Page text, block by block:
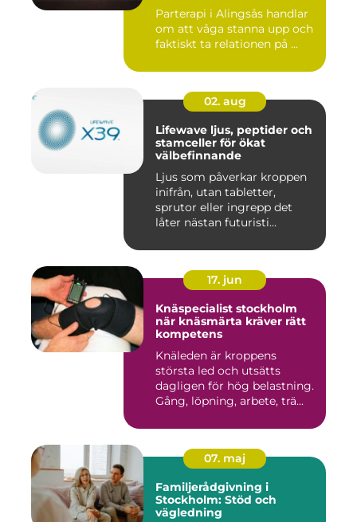
Parterapi i Alingsås handlar
om att våga stanna upp och
faktiskt ta relationen på ...
02. aug
Lifewave ljus, peptider och
stamceller för ökat
välbefinnande
Ljus som påverkar kroppen
inifrån, utan tabletter,
sprutor eller ingrepp det
låter nästan futuristi...
17. jun
Knäspecialist stockholm
när knäsmärta kräver rätt
kompetens
Knäleden är kroppens
största led och utsätts
dagligen för hög belastning.
Gång, löpning, arbete, trä...
07. maj
Familjerådgivning i
Stockholm: Stöd och
vägledning